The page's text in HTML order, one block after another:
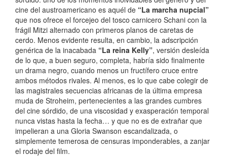
cine del austroamericano es aquél de “La marcha nupcial”
que nos ofrece el forcejeo del tosco carnicero Schani con la
frágil Mitzi alternado con primeros planos de caretas de
cerdo. Menos evidente resulta, en cambio, la adscripción
genérica de la inacabada “La reina Kelly”, versión desleída
de lo que, a buen seguro, completa, habría sido finalmente
un drama negro, cuando menos un fructífero cruce entre
ambos métodos rivales. Al menos, es lo que cabe colegir de
las magistrales secuencias africanas de la última empresa
muda de Stroheim, pertenecientes a las grandes cumbres
del cine sórdido, de una viscosidad y exasperación temporal
nunca vistas hasta la fecha… y que no es de extrañar que
impelieran a una Gloria Swanson escandalizada, o
simplemente temerosa de censuras imponderables, a zanjar
el rodaje del film.